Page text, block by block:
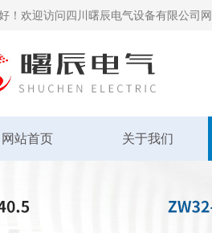
！欢迎访问四川曙辰电气设备有限公司网
网站首页 关于我们